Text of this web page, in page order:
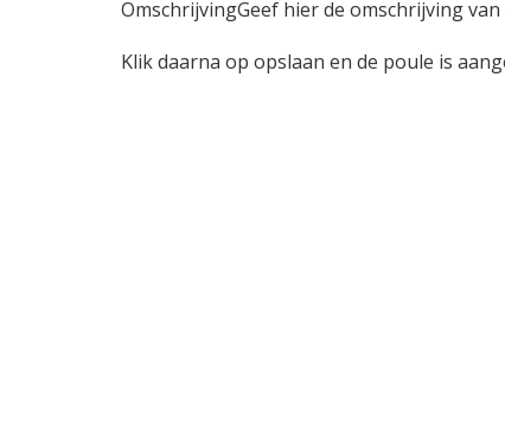
OmschrijvingGeef hier de omschrijving
Klik daarna op opslaan en de poule is